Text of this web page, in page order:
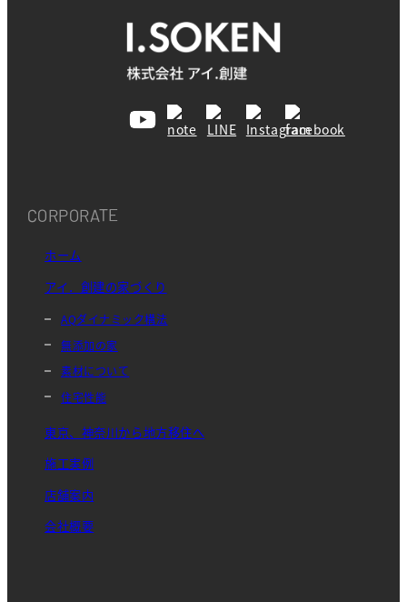
CORPORATE
ホーム
アイ．創建の家づくり
AQダイナミック構法
無添加の家
素材について
住宅性能
東京、神奈川から地方移住へ
施工実例
店舗案内
会社概要